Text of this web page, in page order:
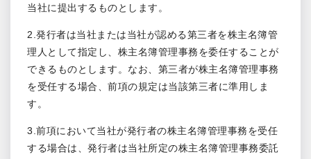
当社に提出するものとします。
2.発行者は当社または当社が認める第三者を株主名簿管
理人として指定し、株主名簿管理事務を委任することが
できるものとします。なお、第三者が株主名簿管理事務
を受任する場合、前項の規定は当該第三者に準用しま
す。
3.前項において当社が発行者の株主名簿管理事務を受任
する場合は、発行者は当社所定の株主名簿管理事務委託